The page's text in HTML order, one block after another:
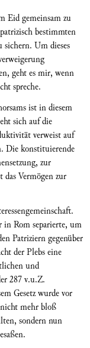
Eid gemeinsam zu
bestimmten
Um dieses
geht es mir, wenn
spreche.
ist in diesem
sich auf die
verweist auf
Die konstituierende
zur
Vermögen zur
in Rom separierte, um
Patriziern gegenüber
der Plebs eine
und
287 v.u.Z.
Gesetz wurde vor
mehr bloß
sondern nun